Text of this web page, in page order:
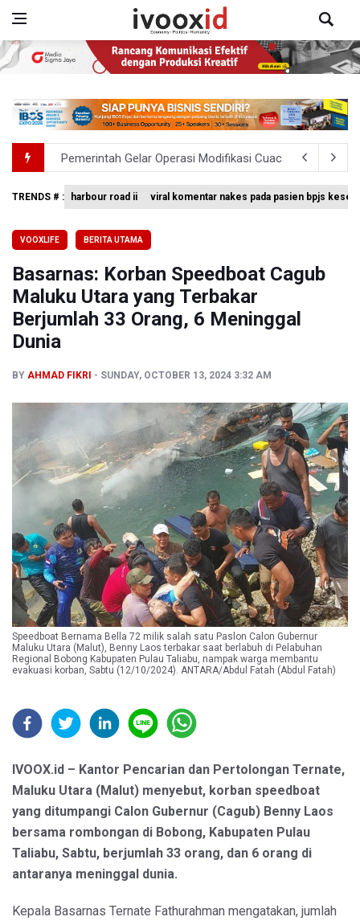
Pemerintah Gelar Operasi Modifikasi Cuaca Percepat
Swiss-Belcourt Bogor Hadirkan Promo "Merdeka
Polisi Selidiki Temuan Senjata Api di Yayasan Sekolah
995 Senjata Api Ditemukan di Sekolah Swasta di
TRENDS # : harbour road ii viral komentar nakes pada pasien bpjs
VOOXLIFE BERITA UTAMA
Basarnas: Korban Speedboat Cagub
Maluku Utara yang Terbakar
Berjumlah 33 Orang, 6 Meninggal
Dunia
BY AHMAD FIKRI SUNDAY, OCTOBER 13, 2024 3:32 AM
Speedboat Bernama Bella 72 milik salah satu Paslon Calon Gubernur
Maluku Utara (Malut), Benny Laos terbakar saat berlabuh di Pelabuhan
Regional Bobong Kabupaten Pulau Taliabu, nampak warga membantu
evakuasi korban, Sabtu (12/10/2024). ANTARA/Abdul Fatah (Abdul Fatah)
IVOOX.id – Kantor Pencarian dan Pertolongan Ternate,
Maluku Utara (Malut) menyebut, korban speedboat
yang ditumpangi Calon Gubernur (Cagub) Benny Laos
bersama rombongan di Bobong, Kabupaten Pulau
Taliabu, Sabtu, berjumlah 33 orang, dan 6 orang di
antaranya meninggal dunia.
Kepala Basarnas Ternate Fathurahman mengatakan, jumlah